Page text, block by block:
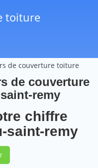
toiture
de couverture toiture
de couverture
remy
chiffre
saint-remy